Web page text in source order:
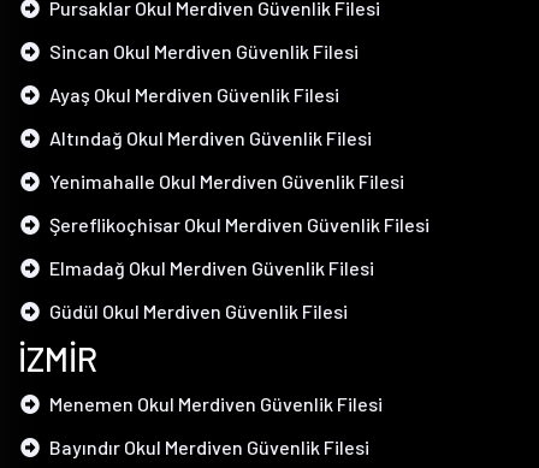
Pursaklar Okul Merdiven Güvenlik Filesi
Sincan Okul Merdiven Güvenlik Filesi
Ayaş Okul Merdiven Güvenlik Filesi
Altındağ Okul Merdiven Güvenlik Filesi
Yenimahalle Okul Merdiven Güvenlik Filesi
Şereflikoçhisar Okul Merdiven Güvenlik Filesi
Elmadağ Okul Merdiven Güvenlik Filesi
Güdül Okul Merdiven Güvenlik Filesi
İZMİR
Menemen Okul Merdiven Güvenlik Filesi
Bayındır Okul Merdiven Güvenlik Filesi